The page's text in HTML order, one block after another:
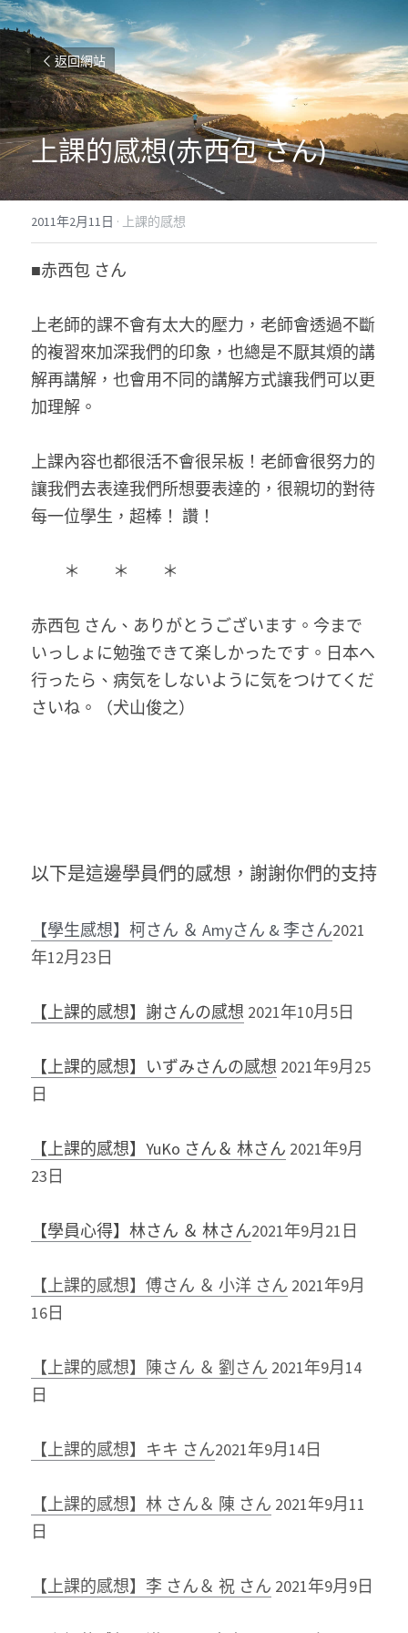
返回網站
上課的感想(赤西包 さん)
2011年2月11日 · 上課的感想
■赤西包 さん
上老師的課不會有太大的壓力，老師會透過不斷
的複習來加深我們的印象，也總是不厭其煩的講
解再講解，也會用不同的講解方式讓我們可以更
加理解。
上課內容也都很活不會很呆板！老師會很努力的
讓我們去表達我們所想要表達的，很親切的對待
每一位學生，超棒！ 讚！
＊　　＊　　＊
赤西包 さん、ありがとうございます。今まで
いっしょに勉強できて楽しかったです。日本へ
行ったら、病気をしないように気をつけてくだ
さいね。（犬山俊之）
以下是這邊學員們的感想，謝謝你們的支持
【學生感想】柯さん ＆ Amyさん & 李さん2021
年12月23日
【上課的感想】謝さんの感想 2021年10月5日
【上課的感想】いずみさんの感想 2021年9月25
日
【上課的感想】YuKo さん＆ 林さん 2021年9月
23日
【學員心得】林さん ＆ 林さん2021年9月21日
【上課的感想】傅さん ＆ 小洋 さん 2021年9月
16日
【上課的感想】陳さん ＆ 劉さん 2021年9月14
日
【上課的感想】キキ さん2021年9月14日
【上課的感想】林 さん＆ 陳 さん 2021年9月11
日
【上課的感想】李 さん＆ 祝 さん 2021年9月9日